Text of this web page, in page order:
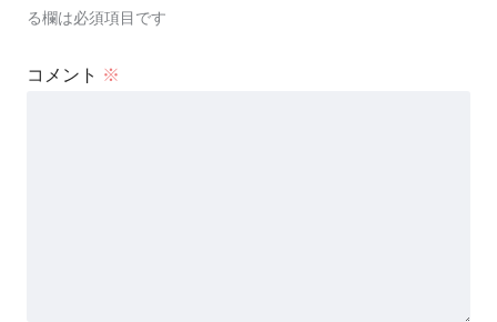
る欄は必須項目です
コメント ※